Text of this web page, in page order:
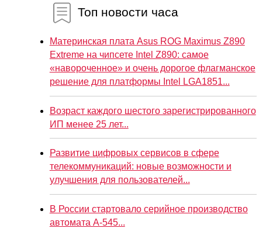
Топ новости часа
Материнская плата Asus ROG Maximus Z890
Extreme на чипсете Intel Z890: самое
«навороченное» и очень дорогое флагманское
решение для платформы Intel LGA1851...
Возраст каждого шестого зарегистрированного
ИП менее 25 лет...
Развитие цифровых сервисов в сфере
телекоммуникаций: новые возможности и
улучшения для пользователей...
В России стартовало серийное производство
автомата А-545...